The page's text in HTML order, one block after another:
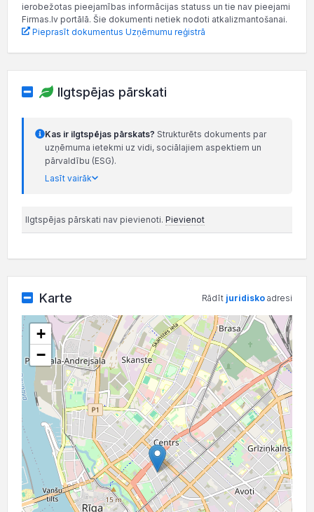
ierobežotas pieejamības informācijas statuss un tie nav pieejami
Firmas.lv portālā. Šie dokumenti netiek nodoti atkalizmantošanai.
Pieprasīt dokumentus Uzņēmumu reģistrā
Ilgtspējas pārskati
Kas ir ilgtspējas pārskats? Strukturēts dokuments par
uzņēmuma ietekmi uz vidi, sociālajiem aspektiem un
pārvaldību (ESG).
Lasīt vairāk
Ilgtspējas pārskati nav pievienoti. Pievienot
Karte Rādīt juridisko adresi
+
−